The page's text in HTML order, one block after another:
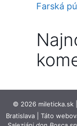
Farská
© 2026 mileticka.sk
Bratislava | Táto